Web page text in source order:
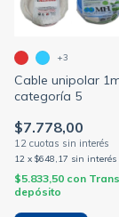
Cable unipolar
categoría 5
$7.778,00
12 x $648,17 sin interés
$5.833,50 con
depósito
+3